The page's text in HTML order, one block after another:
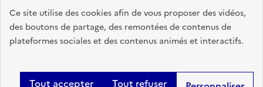
Ce site utilise des cookies afin de vous proposer des vidéos,
des boutons de partage, des remontées de contenus de
plateformes sociales et des contenus animés et interactifs.
Tout accepter Tout refuser
Données personnelles et cookies
Tous les contacts et sites utiles
Gestion des cookies